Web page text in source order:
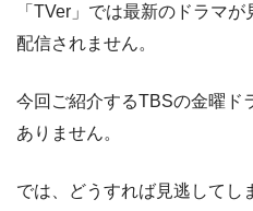
「TVer」では最新のドラマ
配信されません。
今回ご紹介するTBSの金曜ド
ありません。
では、どうすれば見逃してし